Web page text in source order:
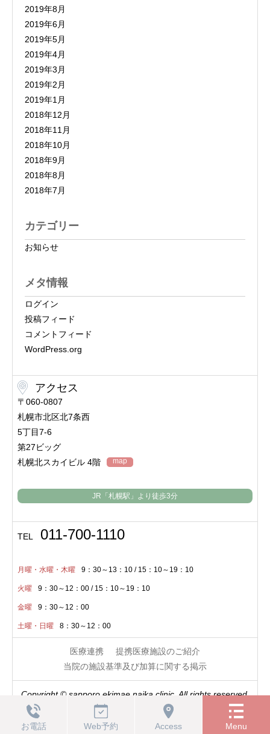
お電話 Web予約 Access Menu
2019年8月
2019年6月
2019年5月
2019年4月
2019年3月
2019年2月
2019年1月
2018年12月
2018年11月
2018年10月
2018年9月
2018年8月
2018年7月
カテゴリー
お知らせ
メタ情報
ログイン
投稿フィード
コメントフィード
WordPress.org
アクセス
〒060-0807
札幌市北区北7条西
5丁目7-6
第27ビッグ
札幌北スカイビル 4階
map
JR「札幌駅」より 徒歩3分
TEL 011-700-1110
月曜・水曜・木曜 9：30～13：10 / 15：10～19：10
火曜 9：30～12：00 / 15：10～19：10
金曜 9：30～12：00
土曜・日曜 8：30～12：00
医療連携
提携医療施設のご紹介
当院の施設基準及び加算に関する掲示
Copyright © sapporo ekimae naika clinic. All rights reserved.